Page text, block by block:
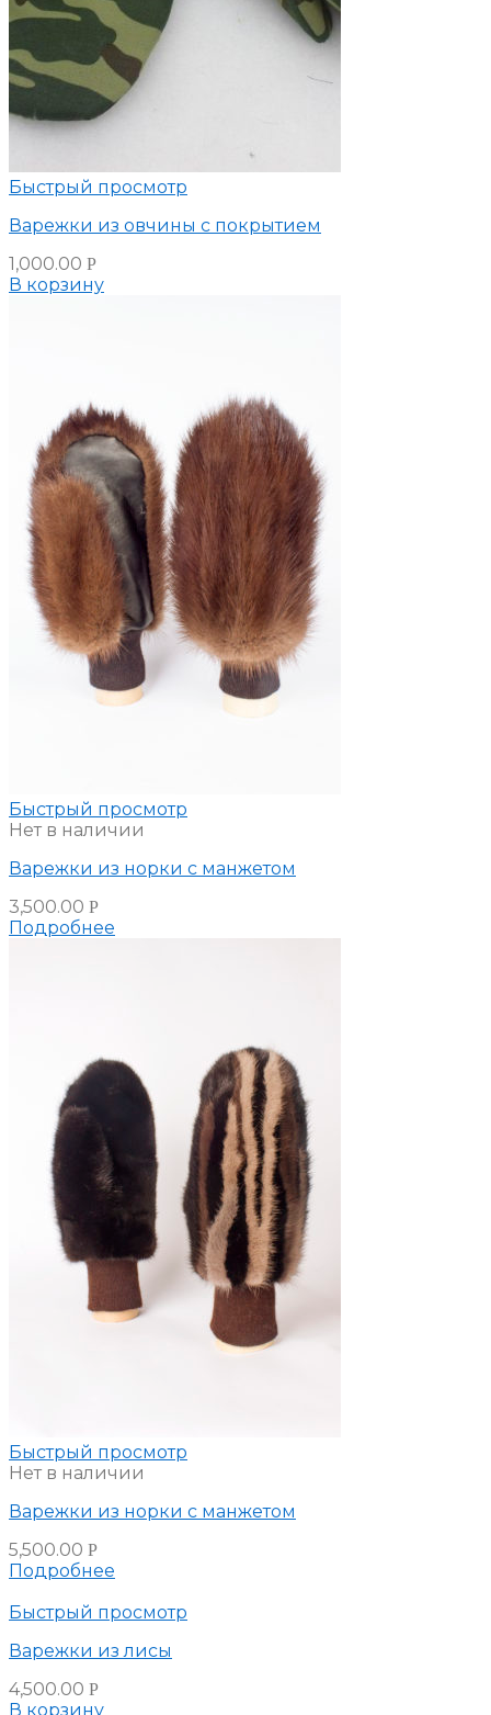
Быстрый просмотр
Варежки из овчины с покрытием
1,000.00 Р
В корзину
Быстрый просмотр
Нет в наличии
Варежки из норки с манжетом
3,500.00 Р
Подробнее
Быстрый просмотр
Нет в наличии
Варежки из норки с манжетом
5,500.00 Р
Подробнее
Быстрый просмотр
Варежки из лисы
4,500.00 Р
В корзину